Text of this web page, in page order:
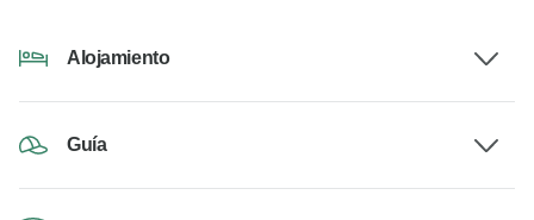
Alojamiento
Guía